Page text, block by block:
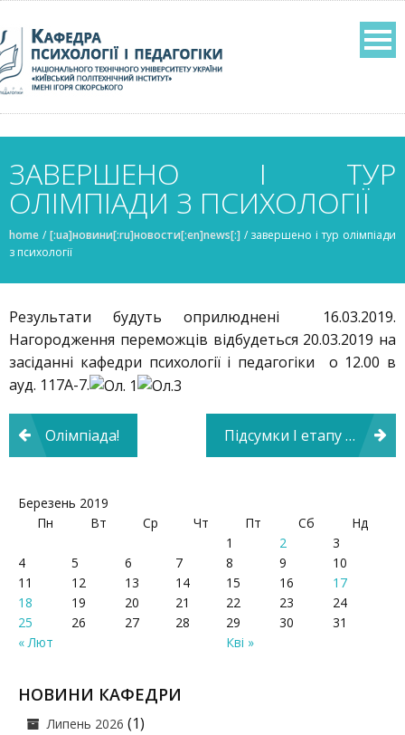
ЗАВЕРШЕНО І ТУР
ОЛІМПІАДИ З ПСИХОЛОГІЇ
home / [:ua]новини[:ru]новости[:en]news[:]/ завершено і тур олімпіади
з психології
Результати будуть оприлюднені 16.03.2019.
Нагородження переможців відбудеться 20.03.2019 на
засіданні кафедри психології і педагогіки о 12.00 в
ауд. 117А-7.
Навігація
записів
Олімпіада! Підсумки I етапу Всеукраїнської студентської олімпіади з психології
Березень 2019
Пн
Вт Ср Чт Пт Сб Нд
« Лют Кві »
1 2
3
4
5 6 7 8 9
10
11
12 13 14 15 16
17
18
19 20 21 22 23
24
25
26 27 28 29 30 31
НОВИНИ КАФЕДРИ
Липень 2026 (1)